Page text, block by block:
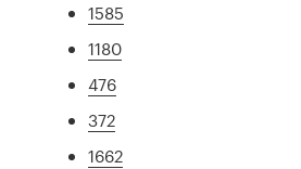
1585
1180
476
372
1662